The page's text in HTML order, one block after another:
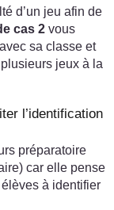
d’un jeu afin de
cas 2 vous
sa classe et
jeux à la
l’identification
préparatoire
car elle pense
à identifier